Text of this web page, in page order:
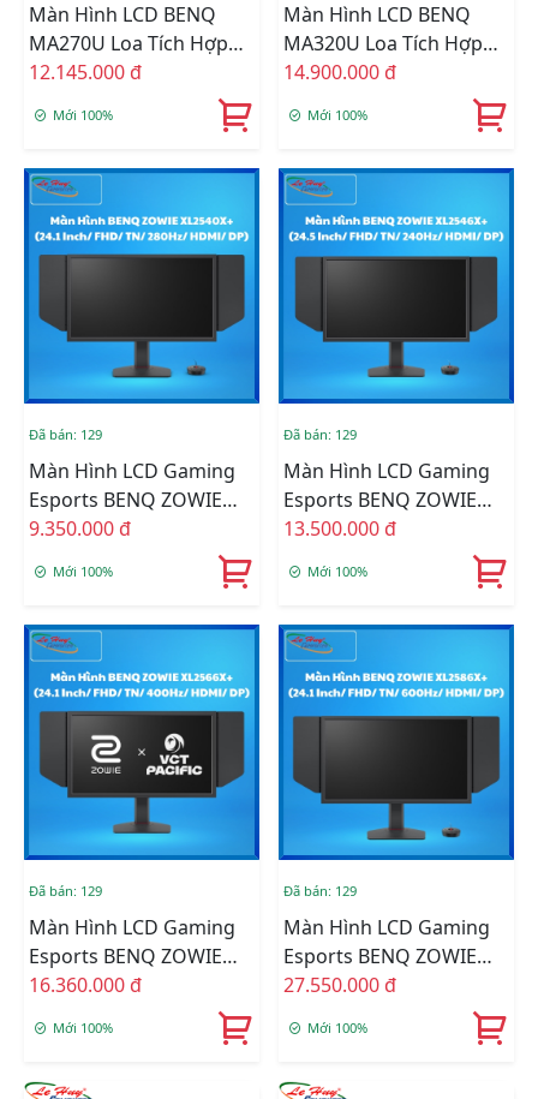
Màn Hình LCD BENQ
MA270U Loa Tích Hợp
Tối Ưu Màu Cho Sắc Cho
Mac/Macbook (27 Inch/
4K/ IPS/ 60Hz/ HDMI/
12.145.000 đ
Mới 100%
Màn Hình LCD BENQ
MA320U Loa Tích Hợp
Tối Ưu Màu Cho Sắc Cho
Inch/ 4K/ IPS/ 60Hz/
14.900.000 đ
Mới 100%
Đã bán: 129
Màn Hình LCD Gaming
Esports BENQ ZOWIE
XL2540X+ (24.1 Inch/
FHD/ TN/ 280Hz/ HDMI/
DP)
9.350.000 đ
Mới 100%
Đã bán: 129
Màn Hình LCD Gaming
Esports BENQ ZOWIE
XL2546X+ (24.5 Inch/
FHD/ TN/ 240Hz/ HDMI/
DP)
13.500.000 đ
Mới 100%
Đã bán: 129
Màn Hình LCD Gaming
Esports BENQ ZOWIE
XL2566X+ (24.1 Inch/
FHD/ TN/ 400Hz/ HDMI/
DP)
16.360.000 đ
Mới 100%
Đã bán: 129
Màn Hình LCD Gaming
Esports BENQ ZOWIE
XL2586X+ (24.1 Inch/
FHD/ TN/ 600Hz/ HDMI/
DP)
27.550.000 đ
Mới 100%